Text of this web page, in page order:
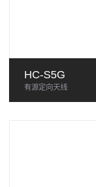
HC-S5G
有源定向天线